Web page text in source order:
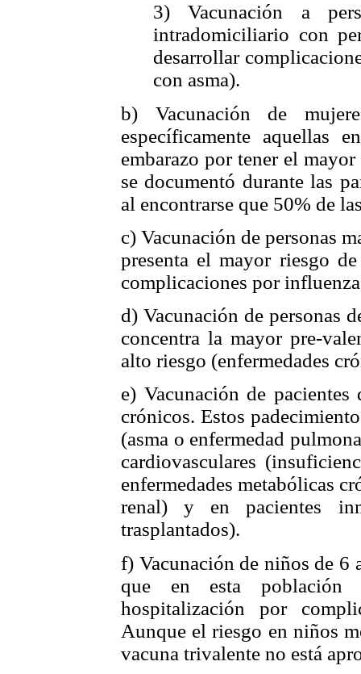
3) Vacunación a
intradomiciliario con
desarrollar
con asma).
b) Vacunación de
específicamente aquellas
embarazo por tener el
se documentó durante las
al encontrarse que 50% de
c) Vacunación de personas
presenta el mayor riesgo
complicaciones por
d) Vacunación de personas
concentra la mayor pre-
alto riesgo (enfermedades
e) Vacunación de
crónicos. Estos
(asma o enfermedad
cardiovasculares
enfermedades metabólicas
renal) y en pacientes
trasplantados).
f) Vacunación de niños de 6
que en esta población
hospitalización por
Aunque el riesgo en niños
vacuna trivalente no está